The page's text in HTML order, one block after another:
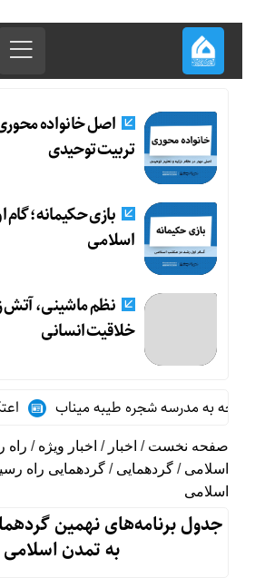
اصل خانواده
تربیت توحیدی
بازی حکیمانه؛
اسلامی
نظم ماشینی،
خلاقیت انسانی
اعتکاف
صفحه نخست / اخبار / اخبار ویژه / راه
اسلامی / گردهمایی / گردهمایی راه
اسلامی
جدول برنامه‌های نهمین
به تمدن اسلامی